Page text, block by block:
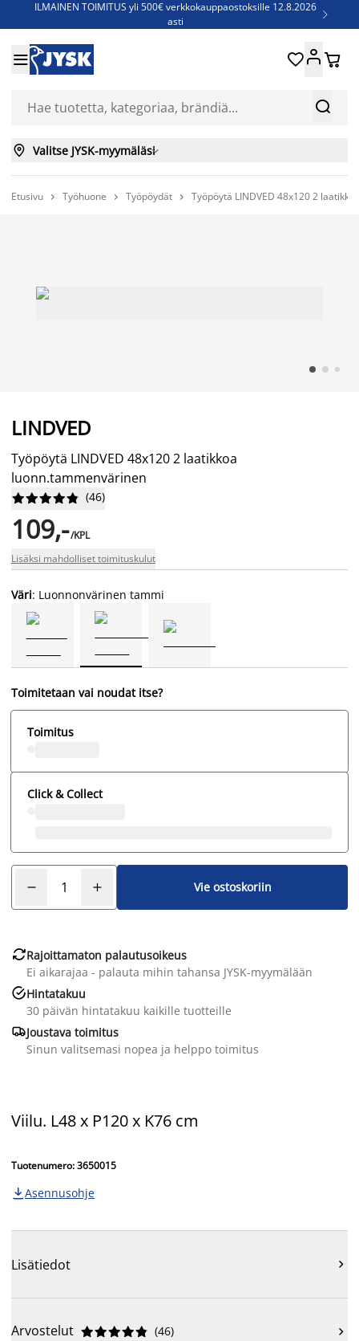
ILMAINEN TOIMITUS yli 500€ verkkokauppaostoksille 12.8.2026
asti

Jenkkisänkyjä - Säästä jopa 60%


 
 Valitse JYSK-myymäläsi
Etusivu  Työhuone  Työpöydät  Työpöytä LINDVED 48x120 2
LINDVED
Työpöytä LINDVED 48x120 2 laatikkoa
luonn.tammenvärinen





 (46)
109,-/KPL
Lisäksi mahdolliset toimituskulut
Väri: Luonnonvärinen tammi
Toimitetaan vai noudat itse?
Toimitus
Click & Collect
Vie ostoskoriin
Rajoittamaton palautusoikeus
Ei aikarajaa - palauta mihin tahansa JYSK-myymälään
Hintatakuu
30 päivän hintatakuu kaikille tuotteille
Joustava toimitus
Sinun valitsemasi nopea ja helppo toimitus
Viilu. L48 x P120 x K76 cm
Tuotenumero: 3650015
 Asennusohje
Lisätiedot 
Arvostelut 




 (46) 